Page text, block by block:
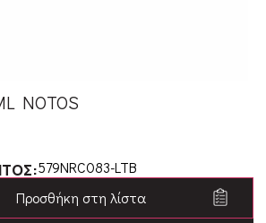
NOTOS
579NRC083-LTB
Προσθήκη στη λίστα